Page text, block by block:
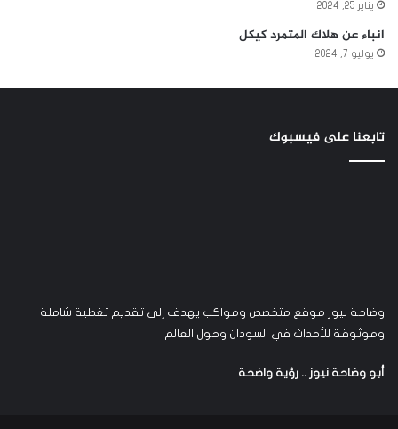
يناير 25, 2024
انباء عن هلاك المتمرد كيكل
يوليو 7, 2024
تابعنا على فيسبوك
وضاحة نيوز موقع متخصص ومواكب يهدف إلى تقديم تغطية شاملة
وموثوقة للأحداث في السودان وحول العالم
أبو وضاحة نيوز .. رؤية واضحة